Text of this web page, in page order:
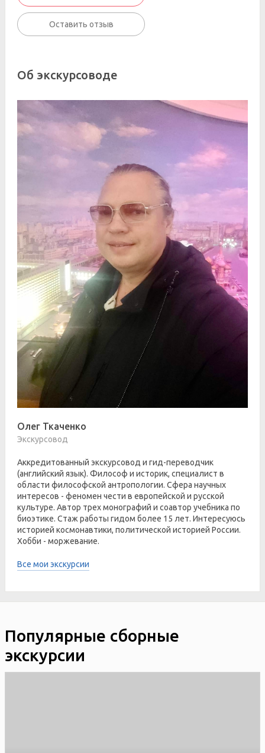
Оставить отзыв
Об экскурсоводе
Олег Ткаченко
Экскурсовод
Аккредитованный экскурсовод и гид-переводчик
(английский язык). Философ и историк, специалист в
области философской антропологии. Сфера научных
интересов - феномен чести в европейской и русской
культуре. Автор трех монографий и соавтор учебника по
биоэтике. Стаж работы гидом более 15 лет. Интересуюсь
историей космонавтики, политической историей России.
Хобби - моржевание.
Все мои экскурсии
Популярные сборные
экскурсии